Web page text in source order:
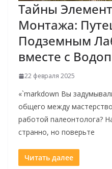
Тайны
Монтажа:
Подземным
вместе с
22 февраля 2025
«`markdown Вы
общего между
работой палеонтолога?
странно, но поверьте
Читать далее